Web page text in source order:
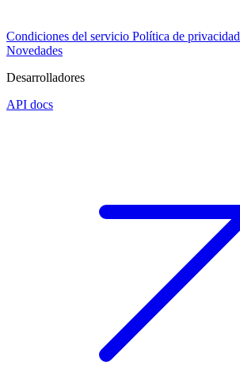
Condiciones del servicio Política de privacidad
Novedades
Desarrolladores
API docs